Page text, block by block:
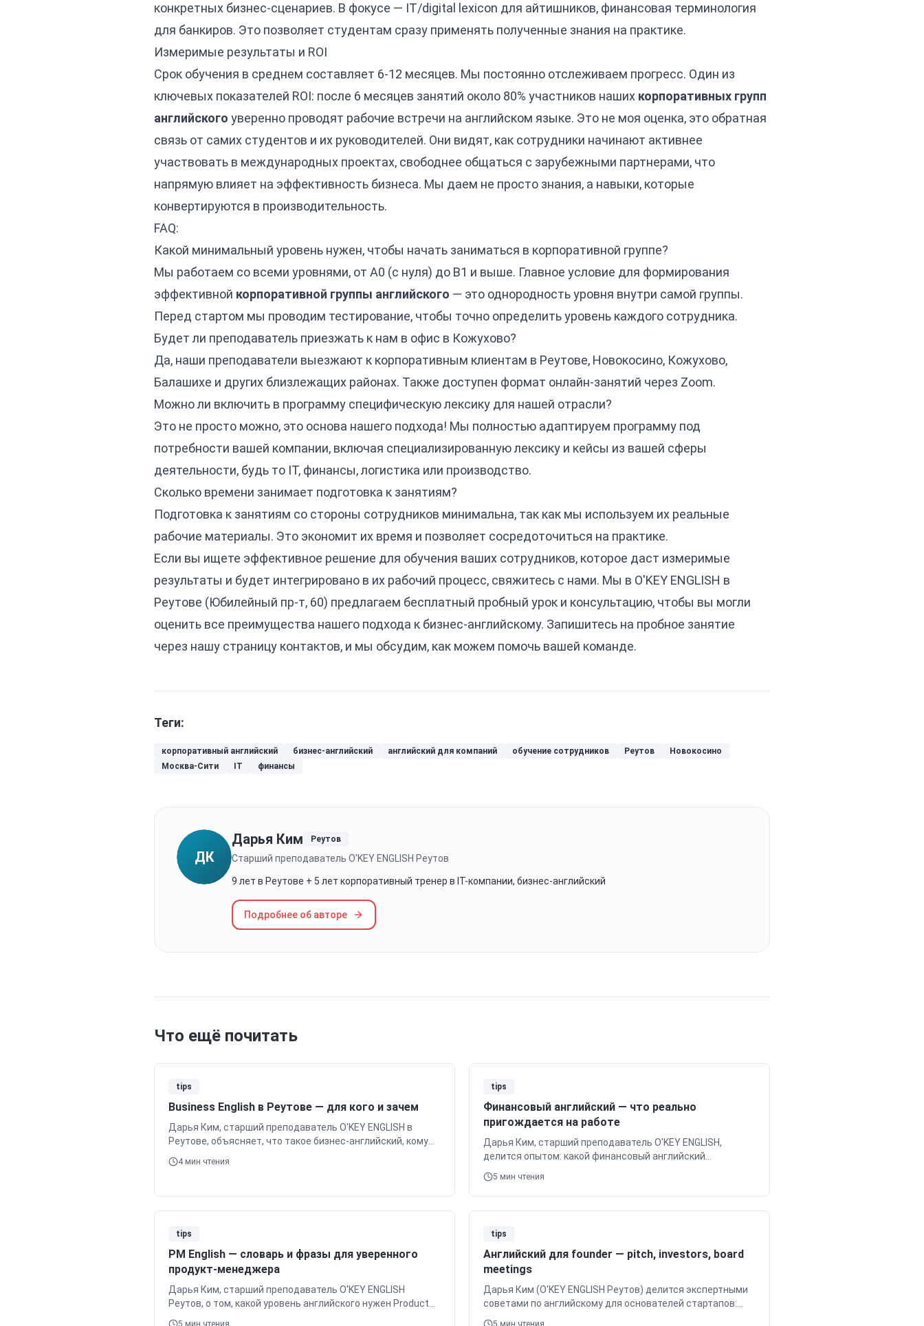
конкретных бизнес-сценариев. В фокусе — IT/digital lexicon для айтишников, финансовая терминология
для банкиров. Это позволяет студентам сразу применять полученные знания на практике.
Измеримые результаты и ROI
Срок обучения в среднем составляет 6-12 месяцев. Мы постоянно отслеживаем прогресс. Один из
ключевых показателей ROI: после 6 месяцев занятий около 80% участников наших корпоративных групп
английского уверенно проводят рабочие встречи на английском языке. Это не моя оценка, это обратная
связь от самих студентов и их руководителей. Они видят, как сотрудники начинают активнее
участвовать в международных проектах, свободнее общаться с зарубежными партнерами, что
напрямую влияет на эффективность бизнеса. Мы даем не просто знания, а навыки, которые
конвертируются в производительность.
FAQ:
Какой минимальный уровень нужен, чтобы начать заниматься в корпоративной группе?
Мы работаем со всеми уровнями, от A0 (с нуля) до B1 и выше. Главное условие для формирования
эффективной корпоративной группы английского — это однородность уровня внутри самой группы.
Перед стартом мы проводим тестирование, чтобы точно определить уровень каждого сотрудника.
Будет ли преподаватель приезжать к нам в офис в Кожухово?
Да, наши преподаватели выезжают к корпоративным клиентам в Реутове, Новокосино, Кожухово,
Балашихе и других близлежащих районах. Также доступен формат онлайн-занятий через Zoom.
Можно ли включить в программу специфическую лексику для нашей отрасли?
Это не просто можно, это основа нашего подхода! Мы полностью адаптируем программу под
потребности вашей компании, включая специализированную лексику и кейсы из вашей сферы
деятельности, будь то IT, финансы, логистика или производство.
Сколько времени занимает подготовка к занятиям?
Подготовка к занятиям со стороны сотрудников минимальна, так как мы используем их реальные
рабочие материалы. Это экономит их время и позволяет сосредоточиться на практике.
Если вы ищете эффективное решение для обучения ваших сотрудников, которое даст измеримые
результаты и будет интегрировано в их рабочий процесс, свяжитесь с нами. Мы в O'KEY ENGLISH в
Реутове (Юбилейный пр-т, 60) предлагаем бесплатный пробный урок и консультацию, чтобы вы могли
оценить все преимущества нашего подхода к бизнес-английскому. Запишитесь на пробное занятие
через нашу страницу контактов, и мы обсудим, как можем помочь вашей команде.
Теги:
корпоративный английский бизнес-английский английский для компаний обучение сотрудников Реутов
Новокосино
Москва-Сити
IT финансы
ДК
Дарья Ким Реутов
Старший преподаватель O'KEY ENGLISH Реутов
9 лет в Реутове + 5 лет корпоративный тренер в IT-компании, бизнес-английский
Подробнее об авторе
Что ещё почитать
tips
Business English в Реутове — для кого и зачем
Дарья Ким, старший преподаватель O'KEY ENGLISH в
Реутове, объясняет, что такое бизнес-английский, кому
он реально нужен (middle/senior management, senior IT,
консалтинг) и что входит в программу: meetings, emails,
обучения и тарифах.
4 мин чтения
tips
Финансовый английский — что реально
пригождается на работе
Дарья Ким, старший преподаватель O'KEY ENGLISH,
делится опытом: какой финансовый английский
действительно нужен аналитикам и финансистам. 30
кейсов, лексика, методики.
5 мин чтения
tips
PM English — словарь и фразы для уверенного
продукт-менеджера
Дарья Ким, старший преподаватель O'KEY ENGLISH
Реутов, о том, какой уровень английского нужен Product
Manager, ключевых фразах и стратегиях быстрого
5 мин чтения
tips
Английский для founder — pitch, investors, board
meetings
Дарья Ким (O'KEY ENGLISH Реутов) делится экспертными
советами по английскому для основателей стартапов:
Elevator Pitch, Demo Day, Investor Relations и Term Sheet
5 мин чтения